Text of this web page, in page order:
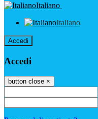
Italiano
Italiano
Accedi
Accedi
button close ×